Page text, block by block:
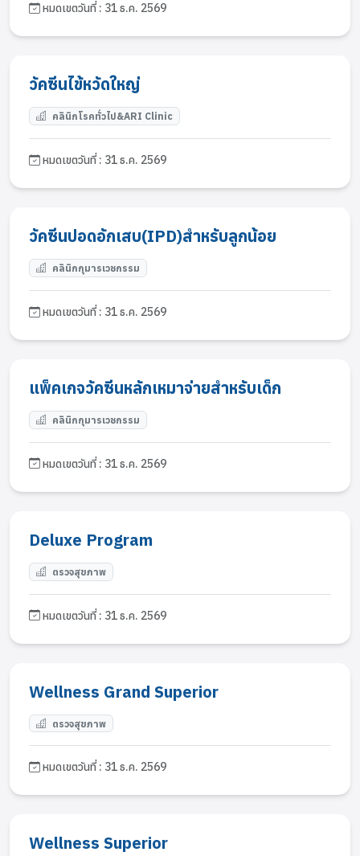
หมดเขตวันที่ : 31 ธ.ค. 2569
วัคซีนไข้หวัดใหญ่
คลินิกโรคทั่วไป&ARI Clinic
หมดเขตวันที่ : 31 ธ.ค. 2569
วัคซีนปอดอักเสบ(IPD)สำหรับลูกน้อย
คลินิกกุมารเวชกรรม
หมดเขตวันที่ : 31 ธ.ค. 2569
แพ็คเกจวัคซีนหลักเหมาจ่ายสำหรับเด็ก
คลินิกกุมารเวชกรรม
หมดเขตวันที่ : 31 ธ.ค. 2569
Deluxe Program
ตรวจสุขภาพ
หมดเขตวันที่ : 31 ธ.ค. 2569
Wellness Grand Superior
ตรวจสุขภาพ
หมดเขตวันที่ : 31 ธ.ค. 2569
Wellness Superior